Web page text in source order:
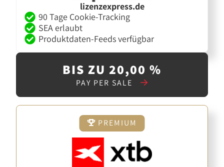
lizenzexpress.de
90 Tage Cookie-Tracking
SEA erlaubt
Produktdaten-Feeds verfügbar
BIS ZU 20,00 %
PAY PER SALE
PREMIUM